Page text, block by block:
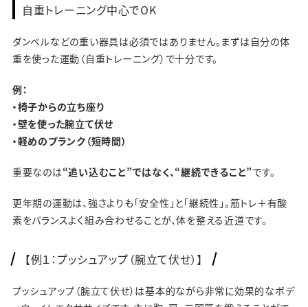
自重トレーニング中心でOK
ダンベルなどの重い器具は必須ではありません。まずは自分の体
重を使った運動（自重トレーニング）で十分です。
例：
・椅子からの立ち座り
・壁を使った腕立て伏せ
・軽めのプランク（短時間）
重要なのは“追い込むこと”ではなく、“継続できること”です。
更年期の運動は、強さよりも「安全性」と「継続性」。筋トレ＋有酸
素をバランスよく組み合わせることが、体を整える近道です。
【例１：プッシュアップ（腕立て伏せ）】
プッシュアップ（腕立て伏せ）は基本的ながら非常に効果的なボデ